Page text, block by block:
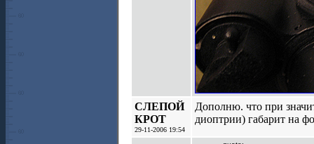
СЛЕПОЙ
КРОТ
29-11-2006 19:54
Дополню. что при
диоптрии) габарит на